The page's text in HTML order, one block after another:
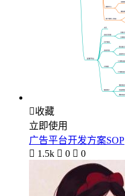
收藏
立即使用
广告平台开发方案SOP
 1.5k  0  0